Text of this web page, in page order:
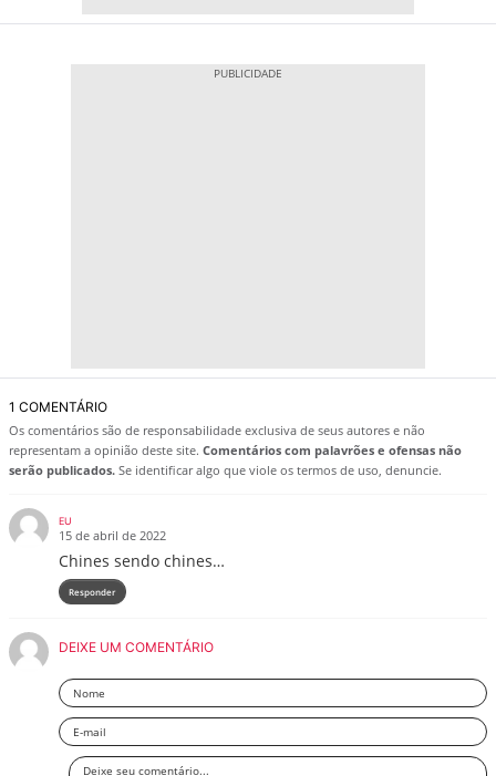
1 COMENTÁRIO
Os comentários são de responsabilidade exclusiva de seus autores e não
representam a opinião deste site. Comentários com palavrões e ofensas não
serão publicados. Se identificar algo que viole os termos de uso, denuncie.
EU
15 de abril de 2022
Chines sendo chines…
Responder
DEIXE UM COMENTÁRIO
Nome
Email
Deixe